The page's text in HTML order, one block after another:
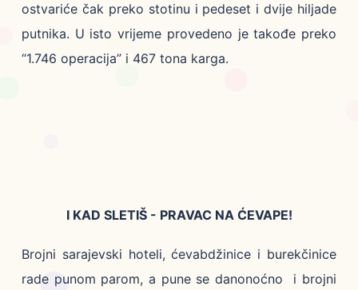
ostvariće čak preko stotinu i pedeset i dvije hiljade
putnika. U isto vrijeme provedeno je takođe preko
“1.746 operacija” i 467 tona karga.
I KAD SLETIŠ - PRAVAC NA ĆEVAPE!
Brojni sarajevski hoteli, ćevabdžinice i burekčinice
rade punom parom, a pune se danonoćno i brojni